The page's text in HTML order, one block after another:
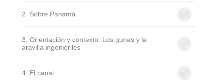
2. Sobre Panamá
3. Orientación y contexto: Los gunas y la
aravilla ingenieriles
4. El canal